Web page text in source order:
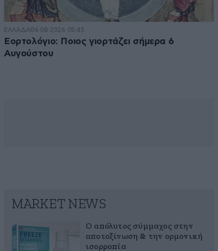
ΕΛΛΑΔΑ06·08·2026 05:45
Εορτολόγιο: Ποιος γιορτάζει σήμερα 6
Αυγούστου
MARKET NEWS
Ο απόλυτος σύμμαχος στην
αποτοξίνωση & την ορμονική
ισορροπία